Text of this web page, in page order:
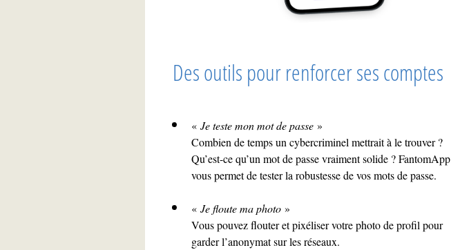
Des outils pour renforcer ses comptes
« Je teste mon mot de passe »
Combien de temps un cybercriminel mettrait à le trouver ?
Qu’est-ce qu’un mot de passe vraiment solide ? FantomApp
vous permet de tester la robustesse de vos mots de passe.
« Je floute ma photo»
Vous pouvez flouter et pixéliser votre photo de profil pour
garder l’anonymat sur les réseaux.